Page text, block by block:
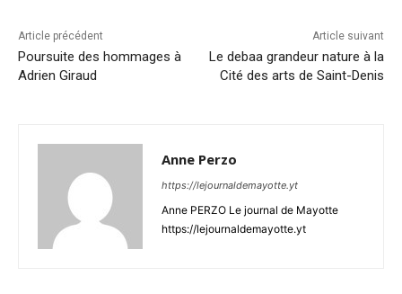
Article précédent
Poursuite des hommages à
Adrien Giraud
Article suivant
Le debaa grandeur nature à la
Cité des arts de Saint-Denis
Anne Perzo
https://lejournaldemayotte.yt
Anne PERZO Le journal de Mayotte
https://lejournaldemayotte.yt